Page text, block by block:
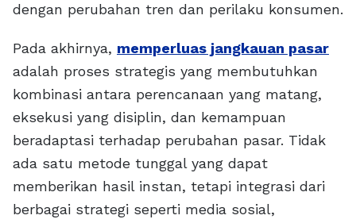
dengan perubahan tren dan perilaku konsumen.
Pada akhirnya, memperluas jangkauan pasar
adalah proses strategis yang membutuhkan
kombinasi antara perencanaan yang matang,
eksekusi yang disiplin, dan kemampuan
beradaptasi terhadap perubahan pasar. Tidak
ada satu metode tunggal yang dapat
memberikan hasil instan, tetapi integrasi dari
berbagai strategi seperti media sosial,